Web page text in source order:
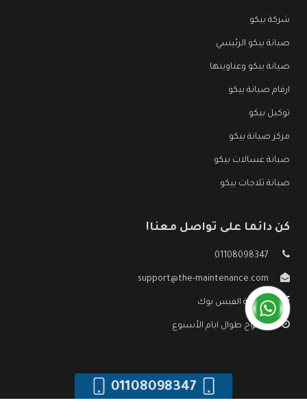
شركة بيكو
صيانة بيكو الرئيسي
صيانة بيكو وعناوينها
ارقام صيانة بيكو
توكيل بيكو
مركز صيانة بيكو
صيانة غسالات بيكو
صيانة ثلاجات بيكو
كن دائما على تواصل معنا!
01108098347
support@the-maintenance.com
صفحة الفيس بوك
مفتوح طوال ايام الأسبوع
01108098347